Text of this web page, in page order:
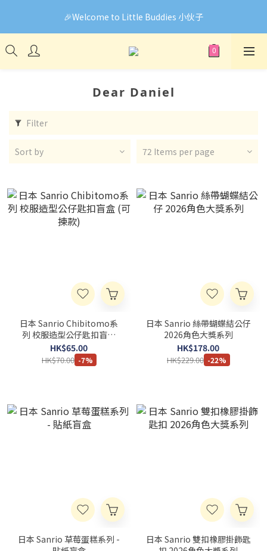
🎉Welcome to Little Buddies 小伙子
🎉Welcome to Little Buddies 小伙子
網頁系統升級中，部份貨品價錢未能正確顯示🙏下單前可先
Facebook Messenger與我們聯絡❤️
Dear Daniel
Filter
Sort by 72 Items per page
日本 Sanrio Chibitomo系
列 校服造型公仔匙扣盲盒
(可揀款)
HK$65.00
HK$70.00 -7%
日本 Sanrio 絲帶蝴蝶結公仔
2026角色大獎系列
HK$178.00
HK$229.00 -22%
日本 Sanrio 草莓蛋糕系列 -
日本 Sanrio 雙扣橡膠掛飾匙